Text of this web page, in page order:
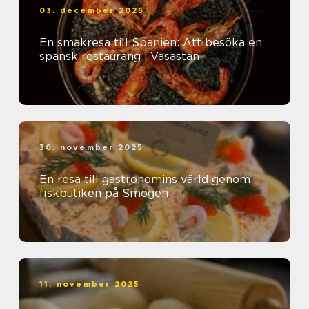
03. december 2025
En smakresa till Spanien: Att besöka en
spansk restaurang i Vasastan
30. november 2025
En resa till gastronomins värld genom
fiskbutiken på Smögen
11. november 2025